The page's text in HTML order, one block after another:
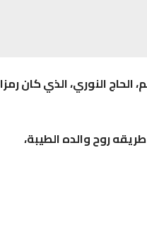
الحاج النوري، الذي كان رمزا
روح والده الطيبة،